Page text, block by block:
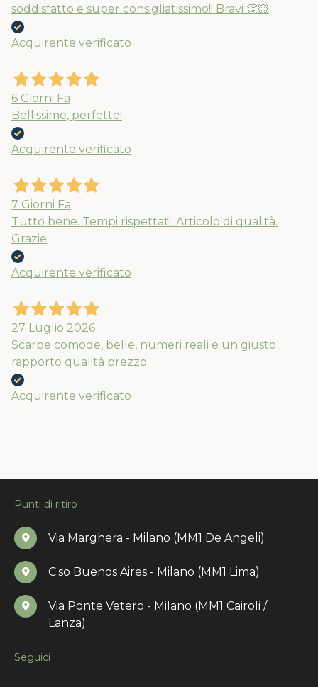
soddisfatto e super consigliatissimo!! Bravi 👏🏻
Acquirente verificato
6 Giorni Fa
Bellissime, perfette!
Acquirente verificato
7 Giorni Fa
Tutto bene. Tempi rispettati. Articolo di qualità.
Grazie
Acquirente verificato
27 Luglio 2026
Scarpe comode, belle, numeri reali e un giusto
rapporto qualità prezzo
Acquirente verificato
Punti di ritiro
Via Marghera - Milano (MM1 De Angeli)
C.so Buenos Aires - Milano (MM1 Lima)
Via Ponte Vetero - Milano (MM1 Cairoli /
Lanza)
Seguici